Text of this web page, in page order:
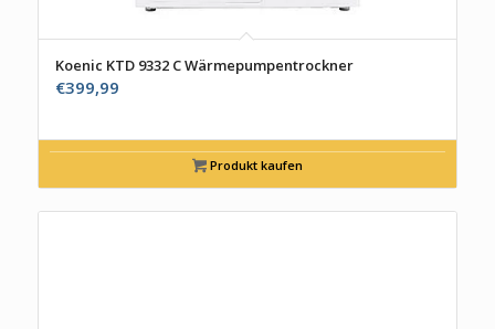
Koenic KTD 9332 C Wärmepumpentrockner
€399,99
Produkt kaufen